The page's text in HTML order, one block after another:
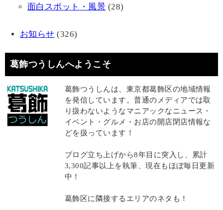
面白スポット・風景 (28)
お知らせ (326)
葛飾つうしんへようこそ
葛飾つうしんは、東京都葛飾区の地域情報
を発信しています。普通のメディアでは取
り扱わないようなマニアックなニュース・
イベント・グルメ・お店の開店閉店情報な
どを扱っています！
ブログ立ち上げから8年目に突入し、累計
3,300記事以上を執筆、現在もほぼ毎日更新
中！
葛飾区に隣接するエリアのネタも！